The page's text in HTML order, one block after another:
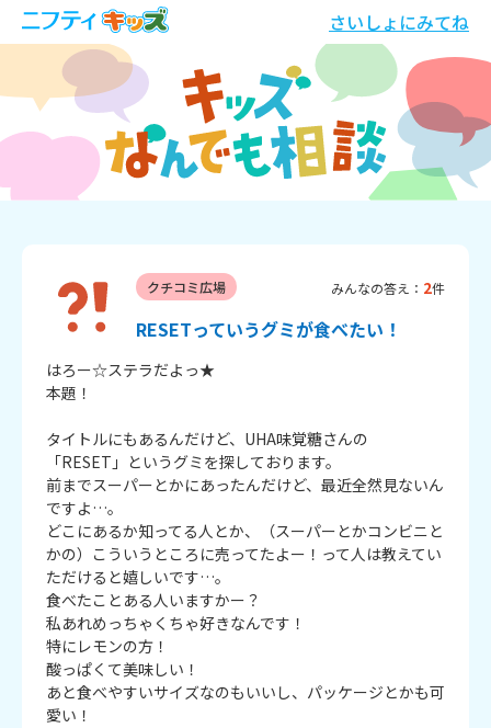
さいしょにみてね
クチコミ広場 みんなの答え： 2件
RESETっていうグミが食べたい！
はろー☆ステラだよっ★
本題！
タイトルにもあるんだけど、UHA味覚糖さんの
「RESET」というグミを探しております。
前までスーパーとかにあったんだけど、最近全然見ないん
ですよ…。
どこにあるか知ってる人とか、（スーパーとかコンビニと
かの）こういうところに売ってたよー！って人は教えてい
ただけると嬉しいです…。
食べたことある人いますかー？
私あれめっちゃくちゃ好きなんです！
特にレモンの方！
酸っぱくて美味しい！
あと食べやすいサイズなのもいいし、パッケージとかも可
愛い！